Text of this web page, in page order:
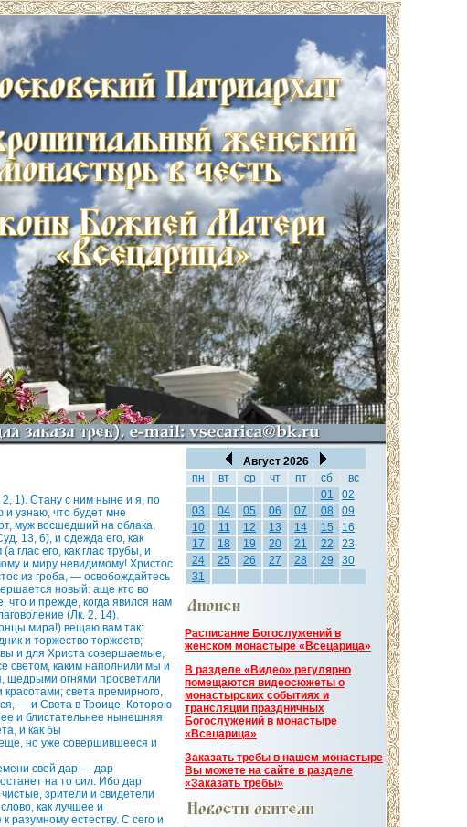
2, 1). Стану с ним ныне и я, по
узнаю, что будет мне
муж восшедший на облака,
13, 6), и одежда его, как
глас его, как глас трубы, и
и миру невидимому! Христос
из гроба, — освобождайтесь
новый: аще кто во
что и прежде, когда явился нам
(Лк. 2, 14).
мира!) вещаю вам так:
и торжество торжеств;
и для Христа совершаемые,
светом, каким наполнили мы и
щедрыми огнями просветили
света премирного,
— и Света в Троице, Которою
и блистательнее нынешняя
и как бы
но уже совершившееся и
свой дар — дар
на то сил. Ибо дар
зрители и свидетели
как лучшее и
разумному естеству. С сего и
Август 2026
пн
вт ср чт пт сб
вс
01
02
03
04 05 06 07 08
09
10
11 12 13 14 15
16
17
18 19 20 21 22
23
24
25 26 27 28 29
30
31
Расписание Богослужений в
женском монастыре «Всецарица»
В разделе «Видео» регулярно
помещаются видеосюжеты о
монастырских событиях и
трансляции праздничных
Богослужений в монастыре
«Всецарица»
Заказать требы в нашем монастыре
Вы можете на сайте в разделе
«Заказать требы»